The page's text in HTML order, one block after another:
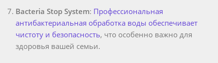
Bacteria Stop System: Профессиональная
антибактериальная обработка воды обеспечивает
чистоту и безопасность, что особенно важно для
здоровья вашей семьи.